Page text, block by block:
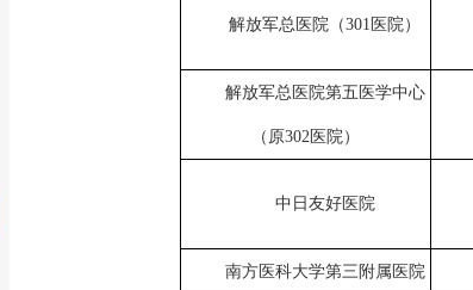
解放军总医院（301 医院）
解放军总医院第五医学中心
（原302 医院）
中日友好医院
南方医科大学第三附属医院